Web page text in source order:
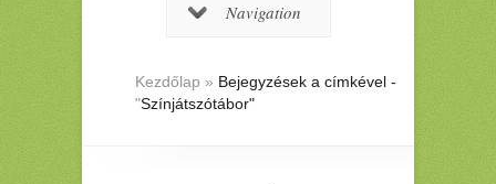
Navigation
Kezdőlap » Bejegyzések a címkével -
"Színjátszótábor"